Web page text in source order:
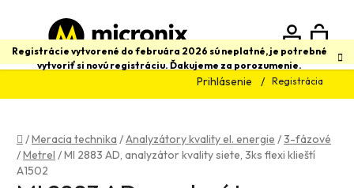
obsah
Registrácie vytvorené do februára 2026 sú neplatné, je potrebné
vytvoriť si novú registráciu. Ďakujeme za porozumenie.
Prihlásenie Registrácia
Hľadať
Domov
/Meracia technika /Analyzátory kvality el. energie /3-fázové
/Metrel /MI 2883 AD, analyzátor kvality siete, 3ks flexi klieští
A1502